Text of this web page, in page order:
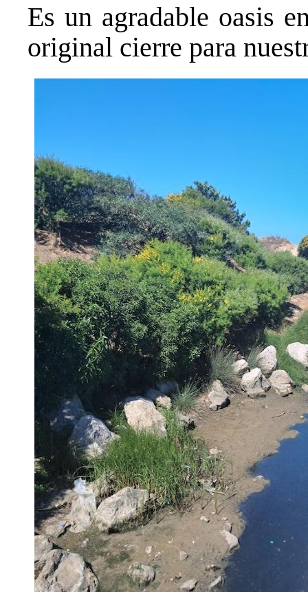
Es un agradable oasis
original cierre para